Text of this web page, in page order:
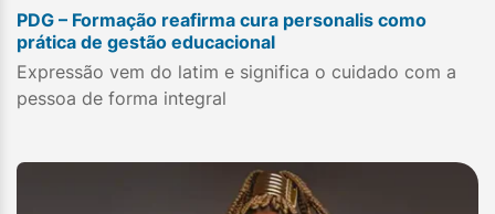
PDG – Formação reafirma cura personalis como
prática de gestão educacional
Expressão vem do latim e significa o cuidado com a
pessoa de forma integral